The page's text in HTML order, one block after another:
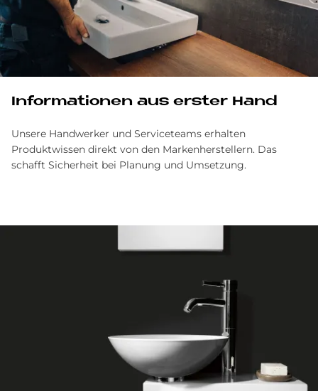
Informationen aus erster Hand
Unsere Handwerker und Serviceteams erhalten
Produktwissen direkt von den Markenherstellern. Das
schafft Sicherheit bei Planung und Umsetzung.